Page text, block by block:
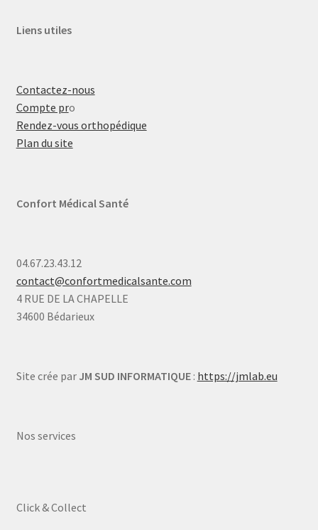
Liens utiles
Contactez-nous
Compte pro
Rendez-vous orthopédique
Plan du site
Confort Médical Santé
04.67.23.43.12
contact@confortmedicalsante.com
4 RUE DE LA CHAPELLE
34600 Bédarieux
Site crée par JM SUD INFORMATIQUE: https://jmlab.eu
Nos services
Click & Collect